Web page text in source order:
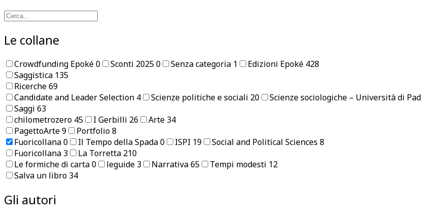
Le collane
Crowdfunding Epoké0 Sconti 20250 Senza categoria 1 Edizioni Epoké 428
Saggistica 135
Ricerche69
Candidate and Leader Selection 4 Scienze politiche e sociali 20 Scienze sociologiche – Università di
Saggi 63
chilometrozero 45 I Gerbilli 26 Arte 34
PagettoArte9 Portfolio8
Fuoricollana0 Il Tempo della Spada0 ISPI 19 Social and Political Sciences 8
Fuoricollana 3 La Torretta 210
Le formiche di carta0 leguide 3 Narrativa65 Tempi modesti 12
Salva un libro 34
Gli autori